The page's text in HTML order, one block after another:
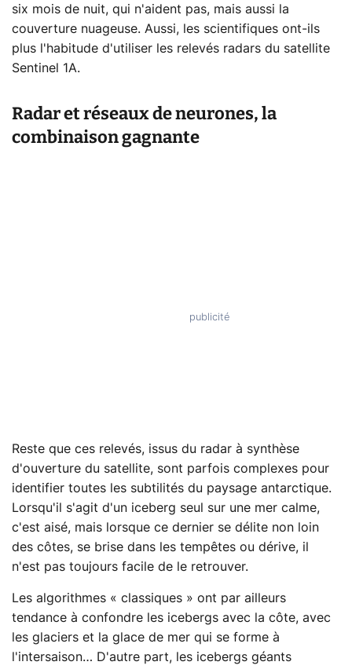
six mois de nuit, qui n'aident pas, mais aussi la
couverture nuageuse. Aussi, les scientifiques ont-ils
plus l'habitude d'utiliser les relevés radars du satellite
Sentinel 1A.
Radar et réseaux de neurones, la
combinaison gagnante
Reste que ces relevés, issus du radar à synthèse
d'ouverture du satellite, sont parfois complexes pour
identifier toutes les subtilités du paysage antarctique.
Lorsqu'il s'agit d'un iceberg seul sur une mer calme,
c'est aisé, mais lorsque ce dernier se délite non loin
des côtes, se brise dans les tempêtes ou dérive, il
n'est pas toujours facile de le retrouver.
Les algorithmes « classiques » ont par ailleurs
tendance à confondre les icebergs avec la côte, avec
les glaciers et la glace de mer qui se forme à
l'intersaison… D'autre part, les icebergs géants